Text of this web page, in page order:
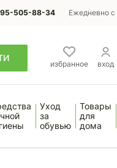
505-88-34 Ежедневно
избранное вход
Уход
за
обувью
Товары
для
дома